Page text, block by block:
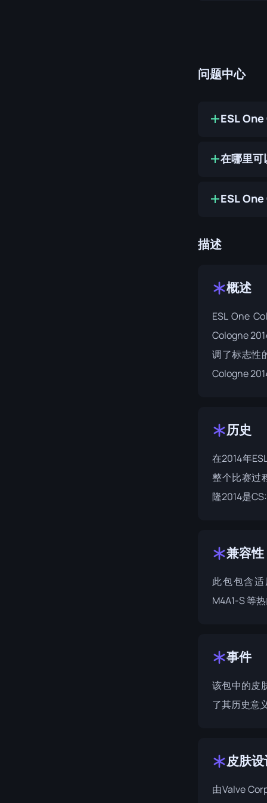
问题中心
ESL
在哪里
ESL
描述
概述
ESL One
Cologne
调了标志性
Cologne
历史
在2014年
整个比赛过
隆2014是
兼容性
此包包含
M4A1-S 等
事件
该包中的皮
了其历史意
皮肤
由Valve